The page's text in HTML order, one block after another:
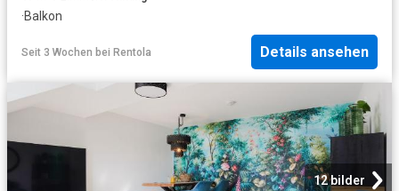
·Balkon
Seit 3 Wochen bei Rentola Details ansehen
12 bilder